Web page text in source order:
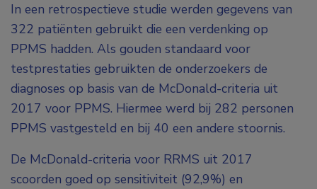
In een retrospectieve studie werden gegevens van
322 patiënten gebruikt die een verdenking op
PPMS hadden. Als gouden standaard voor
testprestaties gebruikten de onderzoekers de
diagnoses op basis van de McDonald-criteria uit
2017 voor PPMS. Hiermee werd bij 282 personen
PPMS vastgesteld en bij 40 een andere stoornis.
De McDonald-criteria voor RRMS uit 2017
scoorden goed op sensitiviteit (92,9%) en